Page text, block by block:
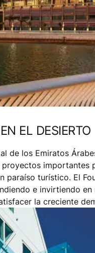
EL DESIERTO
de los Emiratos
importantes
paraíso turístico. El
e invirtiendo en
la creciente